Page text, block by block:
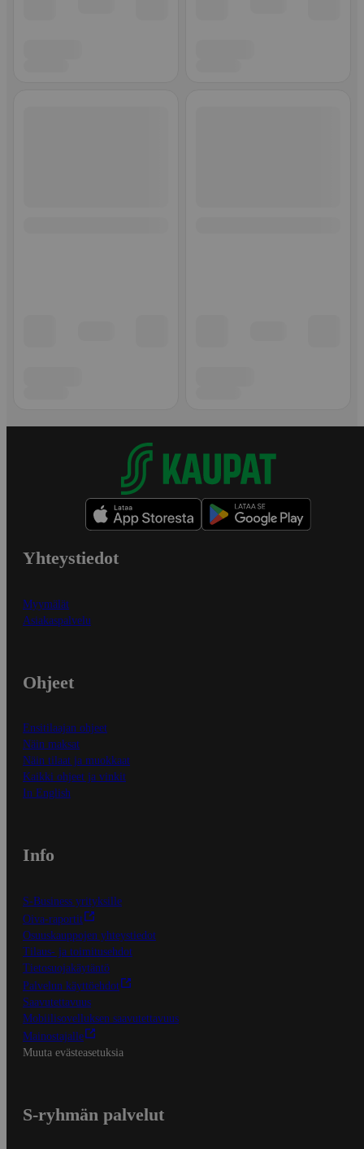
Yhteystiedot
Myymälät
Asiakaspalvelu
Ohjeet
Ensitilaajan ohjeet
Näin maksat
Näin tilaat ja muokkaat
Kaikki ohjeet ja vinkit
In English
Info
S-Business yrityksille
Oiva-raportit
Osuuskauppojen yhteystiedot
Tilaus- ja toimitusehdot
Tietosuojakäytäntö
Palvelun käyttöehdot
Saavutettavuus
Mobiilisovelluksen saavutettavuus
Mainostajalle
Muuta evästeasetuksia
S-ryhmän palvelut